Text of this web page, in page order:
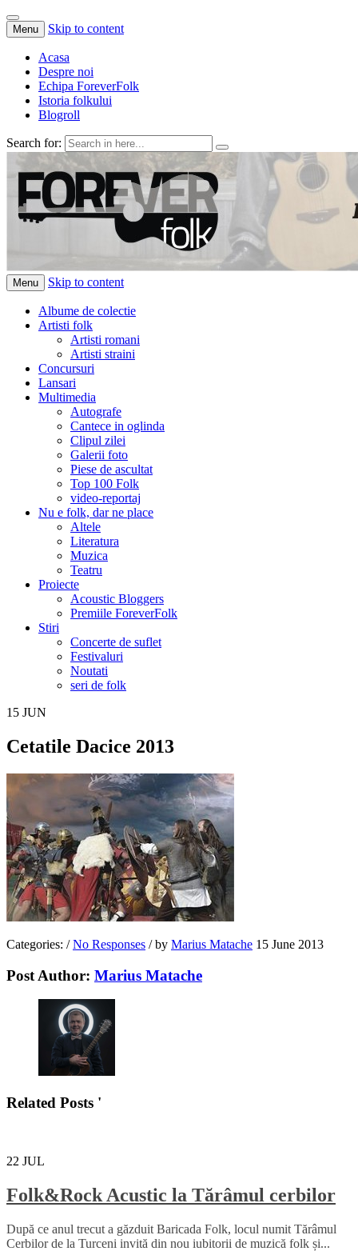
Menu Skip to content
Acasa
Despre noi
Echipa ForeverFolk
Istoria folkului
Blogroll
Search for:
ForeverFolk
Muzica sufletului tau
Menu Skip to content
Albume de colectie
Artisti folk
Artisti romani
Artisti straini
Concursuri
Lansari
Multimedia
Autografe
Cantece in oglinda
Clipul zilei
Galerii foto
Piese de ascultat
Top 100 Folk
video-reportaj
Nu e folk, dar ne place
Altele
Literatura
Muzica
Teatru
Proiecte
Acoustic Bloggers
Premiile ForeverFolk
Stiri
Concerte de suflet
Festivaluri
Noutati
seri de folk
15 JUN
Cetatile Dacice 2013
Categories: / No Responses /by Marius Matache 15 June 2013
Post Author: Marius Matache
Related Posts '
22 JUL
Folk&Rock Acustic la Tărâmul cerbilor
După ce anul trecut a găzduit Baricada Folk, locul numit Tărâmul
Cerbilor de la Turceni invită din nou iubitorii de muzică folk și...